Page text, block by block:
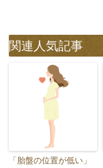
関連人気記事
「胎盤の位置が低い」